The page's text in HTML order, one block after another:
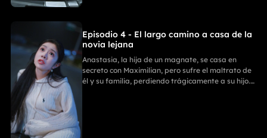
Episodio 4 - El largo camino a casa de la
novia lejana
Anastasia, la hija de un magnate, se casa en
secreto con Maximilian, pero sufre el maltrato de
él y su familia, perdiendo trágicamente a su hijo.